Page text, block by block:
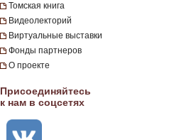
Томская книга
Видеолекторий
Виртуальные выставки
Фонды партнеров
О проекте
Присоединяйтесь
к нам в соцсетях